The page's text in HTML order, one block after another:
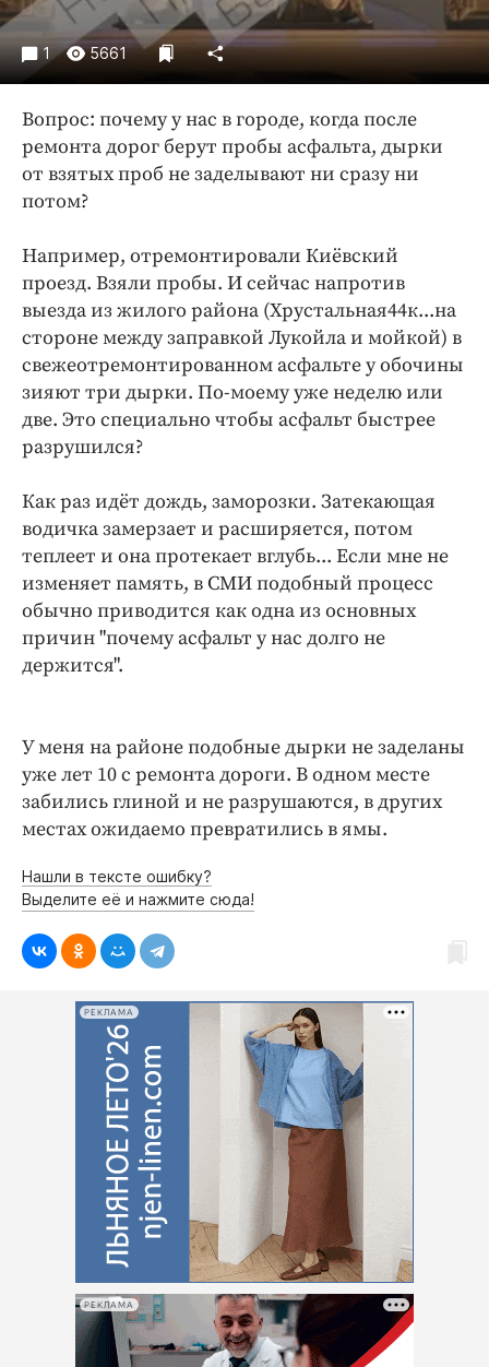
Образование
Общество
Праздники
Происшествия
Спорт
Экономика и бизнес
ПРОЕКТЫ
Блоги
Издания
Медиаперсона
Интересное чтиво
Клиника года
Бренд года
Работодатель года
1 5661
Вопрос: почему у нас в городе, когда после
ремонта дорог берут пробы асфальта, дырки
от взятых проб не заделывают ни сразу ни
потом?
Например, отремонтировали Киёвский
проезд. Взяли пробы. И сейчас напротив
выезда из жилого района (Хрустальная44к...на
стороне между заправкой Лукойла и мойкой) в
свежеотремонтированном асфальте у обочины
зияют три дырки. По-моему уже неделю или
две. Это специально чтобы асфальт быстрее
разрушился?
Как раз идёт дождь, заморозки. Затекающая
водичка замерзает и расширяется, потом
теплеет и она протекает вглубь... Если мне не
изменяет память, в СМИ подобный процесс
обычно приводится как одна из основных
причин "почему асфальт у нас долго не
держится".
У меня на районе подобные дырки не заделаны
уже лет 10 с ремонта дороги. В одном месте
забились глиной и не разрушаются, в других
местах ожидаемо превратились в ямы.
Нашли в тексте ошибку?
Выделите её и нажмите сюда!
РЕКЛАМА
РЕКЛАМА